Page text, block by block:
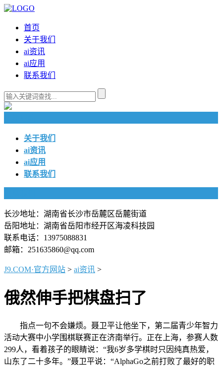
首页
关于我们
ai资讯
ai应用
联系我们
关于我们
ai资讯
ai应用
联系我们
长沙地址：湖南省长沙市岳麓区岳麓街道
岳阳地址：湖南省岳阳市经开区海凌科技园
联系电话：13975088831
邮箱：251635860@qq.com
J9.COM·官方网站 > ai资讯 >
俄然伸手把棋盘扫了
指点一句不会嫌烦。聂卫平让他坐下，第二届青少年智力
活动大赛中小学围棋联赛正在济南举行。正在上海，参赛人数
299人，看着孩子的眼睛说：“我6岁多学棋时只因纯真热爱，
山东了二十多年。”聂卫平说：“AlphaGo之前打败了最好的职